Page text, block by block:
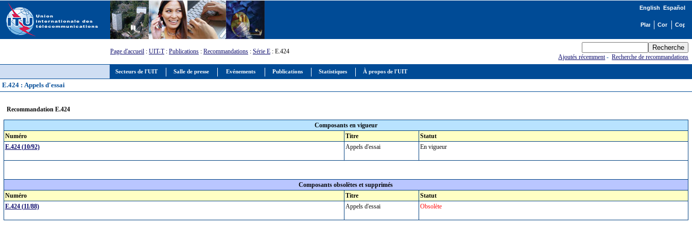
Secteurs de l'UIT Salle de presse Evénements Publications Statistiques À propos de l'UIT
English Español
Page d'accueil : UIT-T: Publications : Recommandations : Série E : E.424
Ajoutés récemment-Recherche de recommandations
E.424 : Appels d'essai
Recommandation E.424
Composants en vigueur
Numéro
Titre
Statut
E.424 (10/92)
Appels d'essai En vigueur
Composants obsolètes et supprimés
Numéro
Titre
Statut
E.424 (11/88)
Appels d'essai Obsolète